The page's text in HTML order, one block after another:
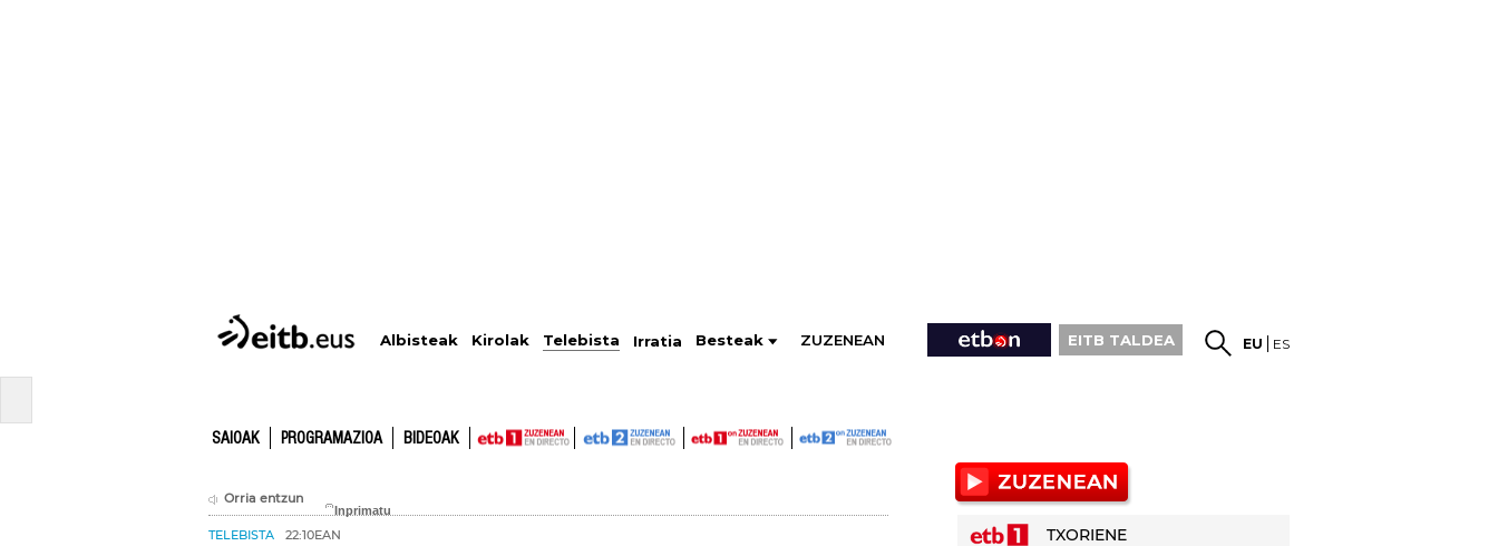
Albisteak Kirolak Telebista Irratia Besteak ZUZENEAN EITB TALDEA EU ES
SAIOAK PROGRAMAZIOA BIDEOAK
Orria entzun
TELEBISTA 22:10EAN
TXORIENE